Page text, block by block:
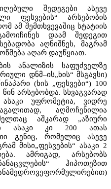
შედეგები ასევე
ფესვების“ არსებობის
ამ შემთხვევაშიც სტატიის
დაამ შედეგით
აღნიშნეს, მაგრამ
აღარ დაუწყიათ.
ანალიზის საფუძველზე
დნმ–ის„ხის“ მსგავსი)
(ხის „ფესვები“) 100
არსებობდა. სხვაგვარად
უფრომეტია, ვიდრე
აღმოჩენილია
აშკარად „აზიური
ასაკი კი 200 ათას
გენიც, რომელიც ასევე
მისი„ფესვების“ ასაკი 2
ამრიგად, არსებობს
ჰიპოთეზით